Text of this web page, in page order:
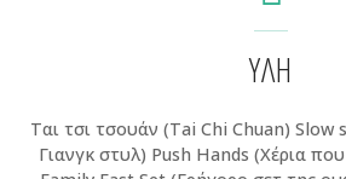
ΎΛΗ
Ται τσι τσουάν (Tai Chi Chuan)
Γιανγκ στυλ) Push Hands (Χέρια